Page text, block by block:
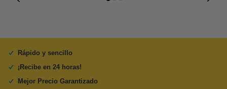
Rápido y sencillo
¡Recibe en 24 horas!
Mejor Precio Garantizado